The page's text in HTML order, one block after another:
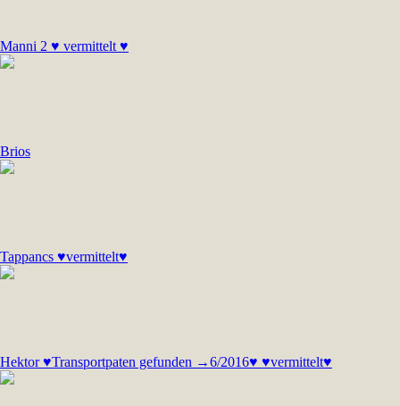
Manni 2 ♥ vermittelt ♥
Brios
Tappancs ♥vermittelt♥
Hektor ♥Transportpaten gefunden →6/2016♥ ♥vermittelt♥